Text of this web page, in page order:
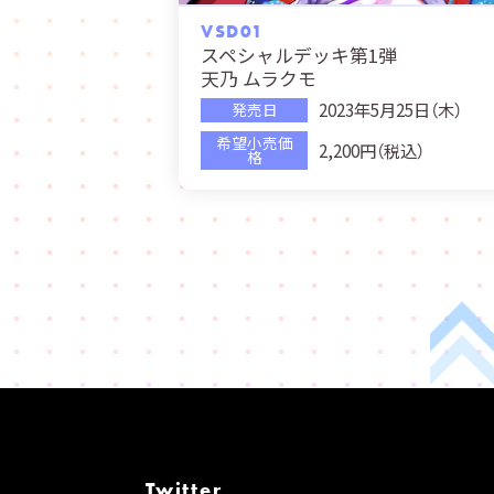
VSD01
スペシャルデッキ第1弾
天乃 ムラクモ
発売日 2023年5月25日（木）
希望小売価
格 2,200円（税込）